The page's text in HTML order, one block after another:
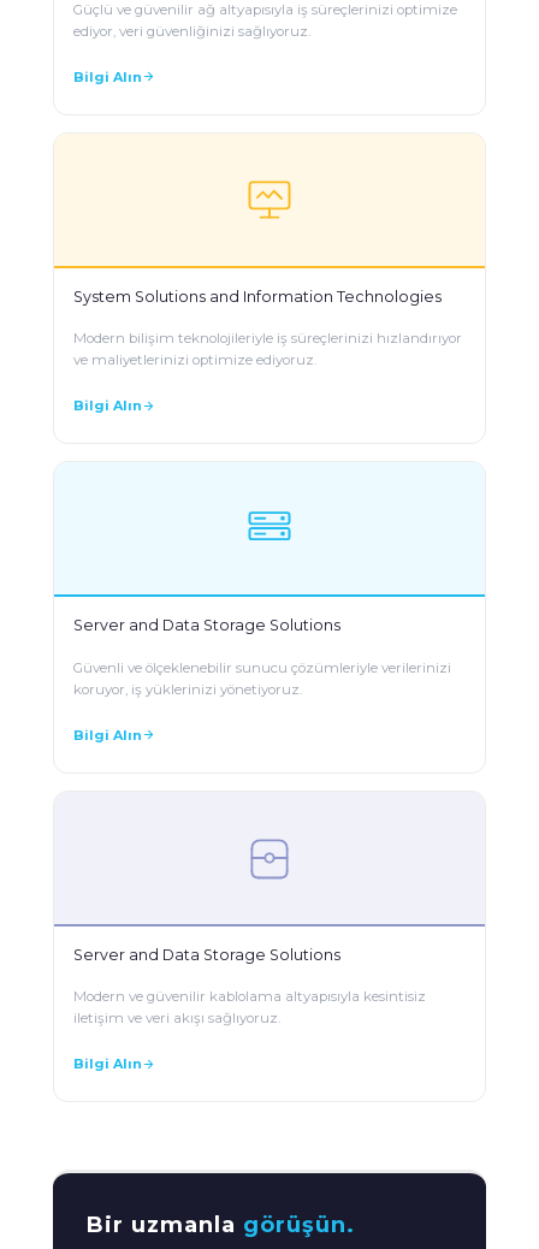
Güçlü ve güvenilir ağ altyapısıyla iş süreçlerinizi optimize
ediyor, veri güvenliğinizi sağlıyoruz.
Bilgi Alın
System Solutions and Information Technologies
Modern bilişim teknolojileriyle iş süreçlerinizi hızlandırıyor
ve maliyetlerinizi optimize ediyoruz.
Bilgi Alın
Server and Data Storage Solutions
Güvenli ve ölçeklenebilir sunucu çözümleriyle verilerinizi
koruyor, iş yüklerinizi yönetiyoruz.
Bilgi Alın
Server and Data Storage Solutions
Modern ve güvenilir kablolama altyapısıyla kesintisiz
iletişim ve veri akışı sağlıyoruz.
Bilgi Alın
Bir uzmanla görüşün.